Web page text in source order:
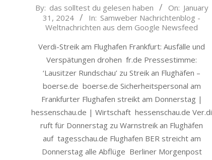
2024-
By: das solltest du gelesen haben On: January
31, 2024
In: Samweber Nachrichtenblog -
Weltnachrichten aus dem Google Newsfeed
Verdi-Streik am Flughafen Frankfurt: Ausfälle und
Verspätungen drohen fr.de Pressestimme:
‘Lausitzer Rundschau’ zu Streik an Flughäfen –
boerse.de boerse.de Sicherheitspersonal am
Frankfurter Flughafen streikt am Donnerstag |
hessenschau.de | Wirtschaft hessenschau.de Ver.di
ruft für Donnerstag zu Warnstreik an Flughäfen
auf tagesschau.de Flughafen BER streicht am
Donnerstag alle Abflüge Berliner Morgenpost